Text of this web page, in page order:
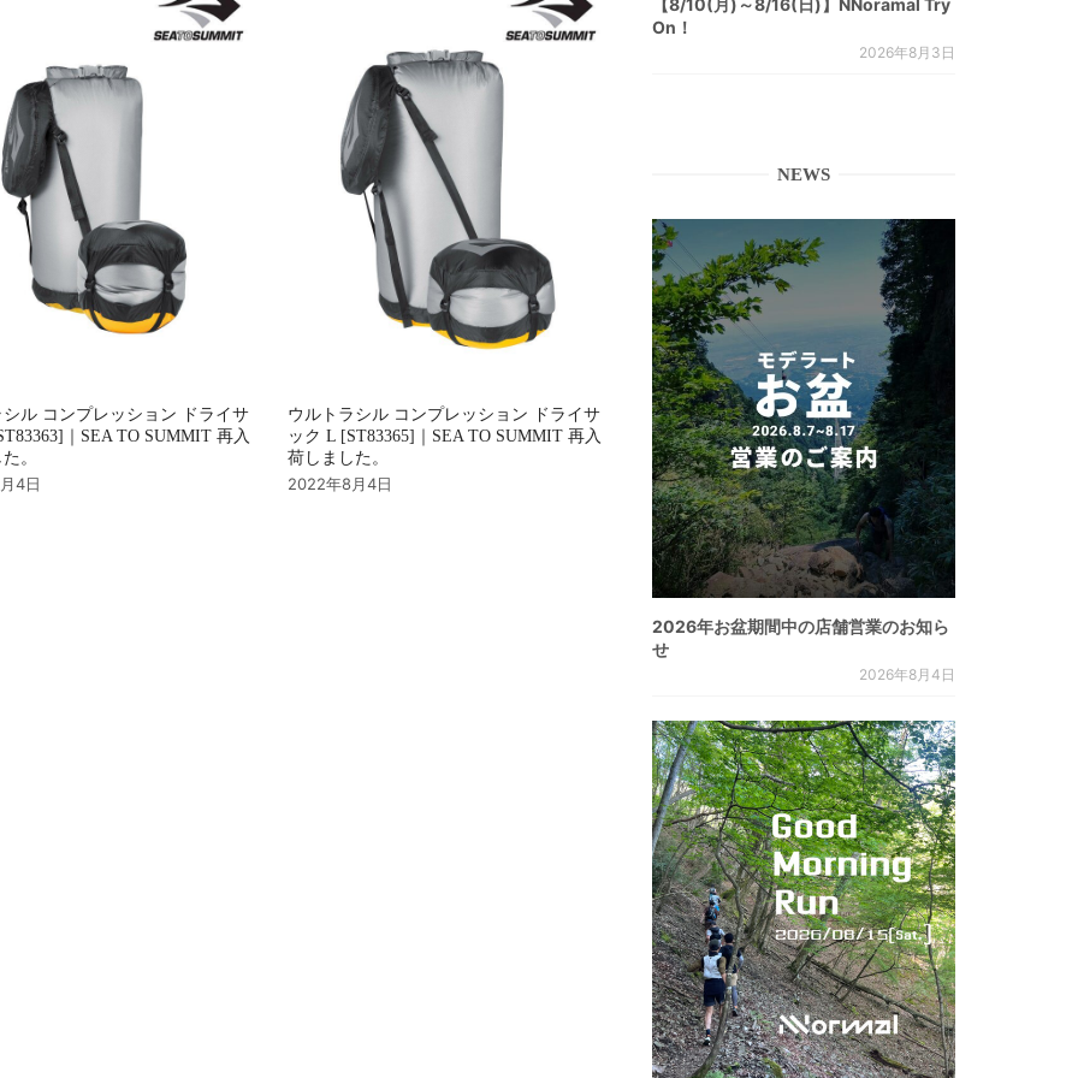
ル コンプレッション ドライサ
｜SEA TO SUMMIT 再入
。
4日
ウルトラシル コンプレッション ドライサ
ック L [ST83365]｜SEA TO SUMMIT 再入
荷しました。
2022年8月4日
【8/10(月)～8/16(日)】NNoramal Try
On！
2026年8月3日
NEWS
2026年お盆期間中の店舗営業のお知ら
せ
2026年8月4日